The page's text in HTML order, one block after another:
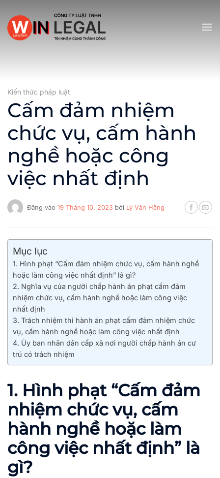
qua
nội
dung
Kiến thức pháp luật
Cấm đảm nhiệm
chức vụ, cấm hành
nghề hoặc công
việc nhất định
Đăng vào 19 Tháng 10, 2023 bởi Lý Văn Hằng
Mục lục
1. Hình phạt “Cấm đảm nhiệm chức vụ, cấm hành nghề
hoặc làm công việc nhất định” là gì?
2. Nghĩa vụ của người chấp hành án phạt cấm đảm
nhiệm chức vụ, cấm hành nghề hoặc làm công việc
nhất định
3. Trách nhiệm thi hành án phạt cấm đảm nhiệm chức
vụ, cấm hành nghề hoặc làm công việc nhất định
4. Ủy ban nhân dân cấp xã nơi người chấp hành án cư
trú có trách nhiệm
1. Hình phạt “Cấm đảm
nhiệm chức vụ, cấm
hành nghề hoặc làm
công việc nhất định” là
gì?